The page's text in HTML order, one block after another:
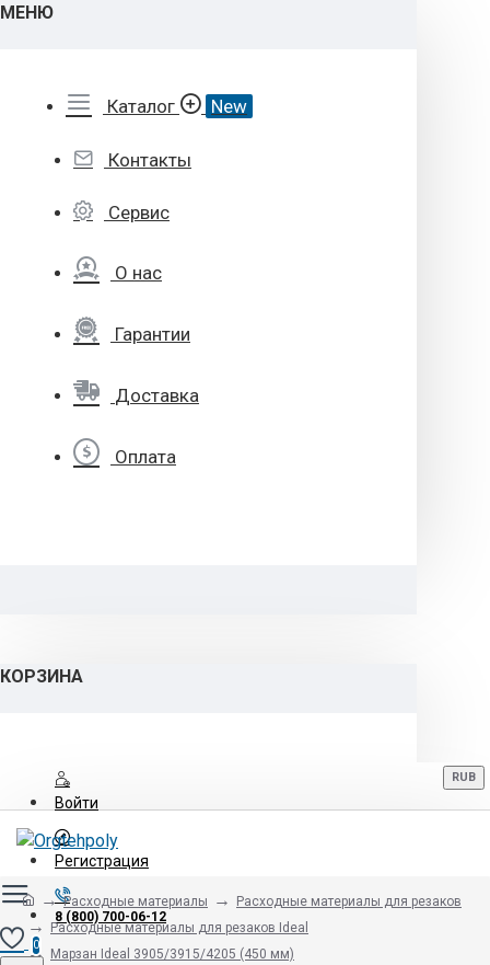
МЕНЮ
Каталог New
Контакты
Сервис
О нас
Гарантии
Доставка
Оплата
КОРЗИНА
Войти
Регистрация
8 (800) 700-06-12
RUB
0
Расходные материалы
Расходные материалы для резаков
Расходные материалы для резаков Ideal
Марзан Ideal 3905/3915/4205 (450 мм)